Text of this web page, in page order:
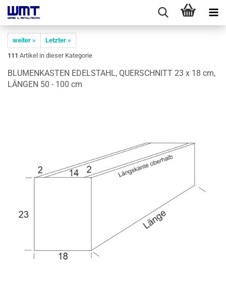
weiter »
Letzter »
111 Artikel in dieser Kategorie
BLU­MEN­KAS­TEN EDEL­STAHL, QUER­SCHNITT 23 x 18 cm,
LÄN­GEN 50 - 100 cm